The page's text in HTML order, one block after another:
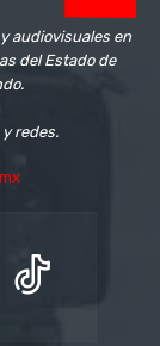
audiovisuales en
del Estado de
redes.